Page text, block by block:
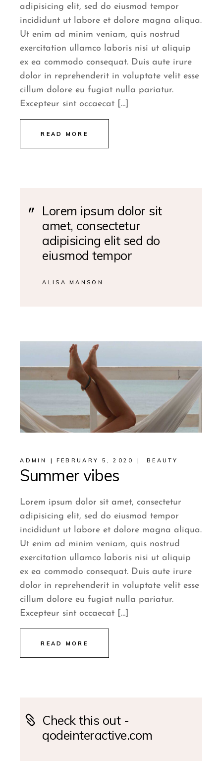
adipisicing elit, sed do eiusmod tempor
incididunt ut labore et dolore magna aliqua.
Ut enim ad minim veniam, quis nostrud
exercitation ullamco laboris nisi ut aliquip
ex ea commodo consequat. Duis aute irure
dolor in reprehenderit in voluptate velit esse
cillum dolore eu fugiat nulla pariatur.
Excepteur sint occaecat […]
READ MORE
Lorem ipsum dolor sit
amet, consectetur
adipisicing elit sed do
eiusmod tempor
ALISA MANSON
ADMIN FEBRUARY 5, 2020 BEAUTY
Summer vibes
Lorem ipsum dolor sit amet, consectetur
adipisicing elit, sed do eiusmod tempor
incididunt ut labore et dolore magna aliqua.
Ut enim ad minim veniam, quis nostrud
exercitation ullamco laboris nisi ut aliquip
ex ea commodo consequat. Duis aute irure
dolor in reprehenderit in voluptate velit esse
cillum dolore eu fugiat nulla pariatur.
Excepteur sint occaecat […]
READ MORE
Check this out -
qodeinteractive.com